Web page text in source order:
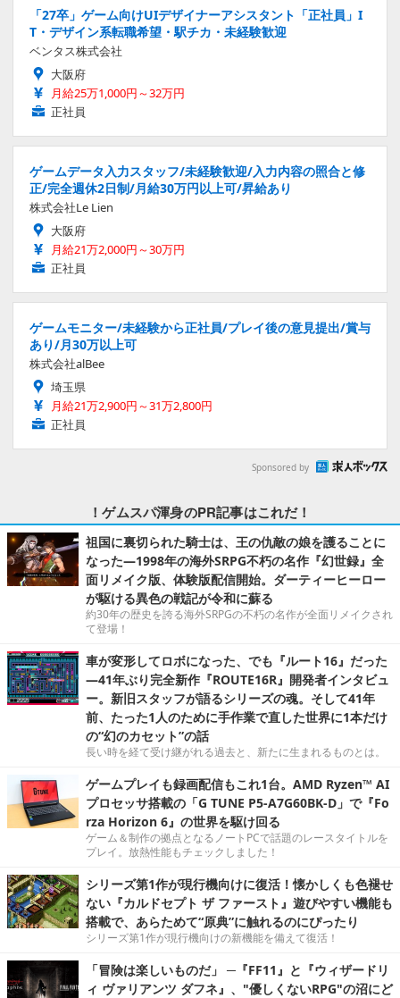
「27卒」ゲーム向けUIデザイナーアシスタント「正社員」I
T・デザイン系転職希望・駅チカ・未経験歓迎
ベンタス株式会社
大阪府
月給25万1,000円～32万円
正社員
ゲームデータ入力スタッフ/未経験歓迎/入力内容の照合と修
正/完全週休2日制/月給30万円以上可/昇給あり
株式会社Le Lien
大阪府
月給21万2,000円～30万円
正社員
ゲームモニター/未経験から正社員/プレイ後の意見提出/賞与
あり/月30万以上可
株式会社alBee
埼玉県
月給21万2,900円～31万2,800円
正社員
Sponsored by
！ゲムスパ渾身のPR記事はこれだ！
祖国に裏切られた騎士は、王の仇敵の娘を護ることに
なった―1998年の海外SRPG不朽の名作『幻世録』全
面リメイク版、体験版配信開始。ダーティーヒーロー
が駆ける異色の戦記が令和に蘇る
約30年の歴史を誇る海外SRPGの不朽の名作が全面リメイクされ
て登場！
車が変形してロボになった、でも『ルート16』だった
―41年ぶり完全新作『ROUTE16R』開発者インタビュ
ー。新旧スタッフが語るシリーズの魂。そして41年
前、たった1人のために手作業で直した世界に1本だけ
の“幻のカセット”の話
長い時を経て受け継がれる過去と、新たに生まれるものとは。
ゲームプレイも録画配信もこれ1台。AMD Ryzen™ AI
プロセッサ搭載の「G TUNE P5-A7G60BK-D」で『Fo
rza Horizon 6』の世界を駆け回る
ゲーム＆制作の拠点となるノートPCで話題のレースタイトルを
プレイ。放熱性能もチェックしました！
シリーズ第1作が現行機向けに復活！懐かしくも色褪せ
ない『カルドセプト ザ ファースト』遊びやすい機能も
搭載で、あらためて“原典”に触れるのにぴったり
シリーズ第1作が現行機向けの新機能を備えて復活！
「冒険は楽しいものだ」 ─『FF11』と『ウィザードリ
ィ ヴァリアンツ ダフネ』、"優しくないRPG"の沼にど